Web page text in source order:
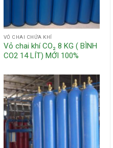
VỎ CHAI CHỨA KHÍ
Vỏ chai khí CO₂ 8 KG ( BÌNH
CO2 14 LÍT) MỚI 100%